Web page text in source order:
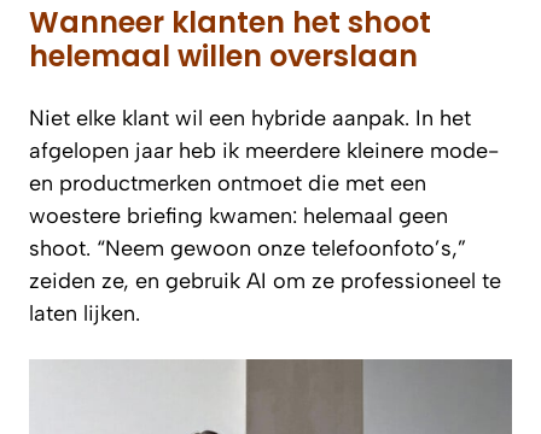
Wanneer klanten het shoot
helemaal willen overslaan
Niet elke klant wil een hybride aanpak. In het
afgelopen jaar heb ik meerdere kleinere mode-
en productmerken ontmoet die met een
woestere briefing kwamen: helemaal geen
shoot. “Neem gewoon onze telefoonfoto’s,”
zeiden ze, en gebruik AI om ze professioneel te
laten lijken.